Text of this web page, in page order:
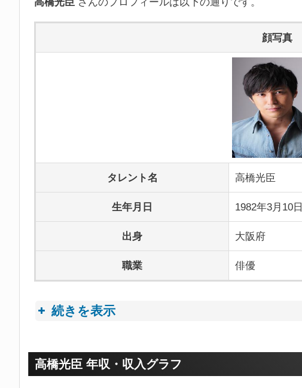
顔写真
タレント名 高橋光臣
生年月日 1982年3月10日
出身 大阪府
職業 俳優
続きを表示
プロフィールトピック
高橋光臣 年収・収入グラフ